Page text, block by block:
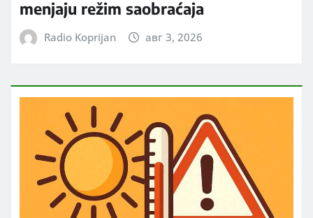
menjaju režim saobraćaja
Radio Koprijan авг 3, 2026